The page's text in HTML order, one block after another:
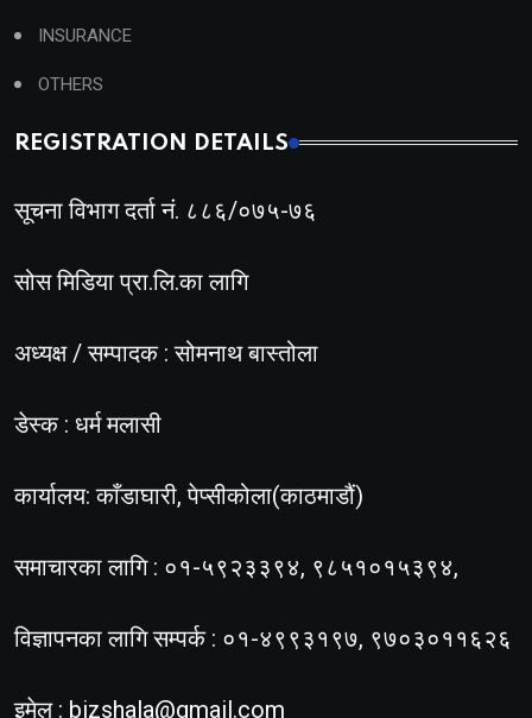
INSURANCE
OTHERS
REGISTRATION DETAILS
सूचना विभाग दर्ता नं. ८८६/०७५-७६
सोस मिडिया प्रा.लि.का लागि
अध्यक्ष / सम्पादक : सोमनाथ बास्तोला
डेस्क : धर्म मलासी
कार्यालय: काँडाघारी, पेप्सीकोला(काठमाडौं)
समाचारका लागि : ०१-५९२३३९४, ९८५१०१५३९४,
विज्ञापनका लागि सम्पर्क : ०१-४९९३१९७, ९७०३०११६२६
इमेल : bizshala@gmail.com